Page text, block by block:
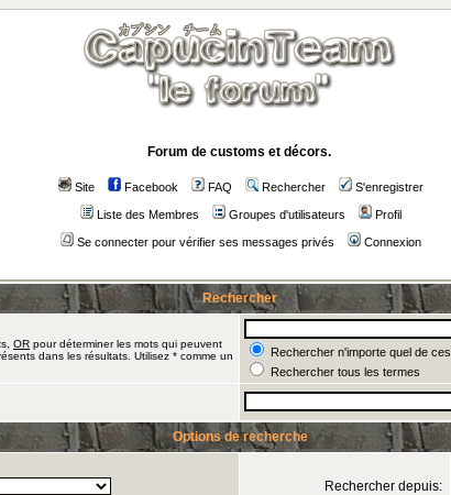
Forum de customs et décors.
Site Facebook FAQ Rechercher S'enregistrer
Liste des Membres Groupes d'utilisateurs Profil
Se connecter pour vérifier ses messages privés
Connexion
Rechercher
OR pour déterminer les mots qui peuvent
dans les résultats. Utilisez * comme un
Rechercher n'importe quel de
Rechercher tous les termes
Options de recherche
Rechercher depuis: